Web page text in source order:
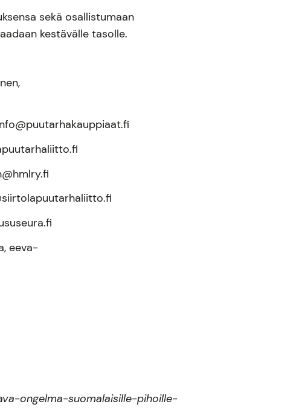
sekä osallistumaan
kestävälle tasolle.
eeva-
ongelma-suomalaisille-pihoille-